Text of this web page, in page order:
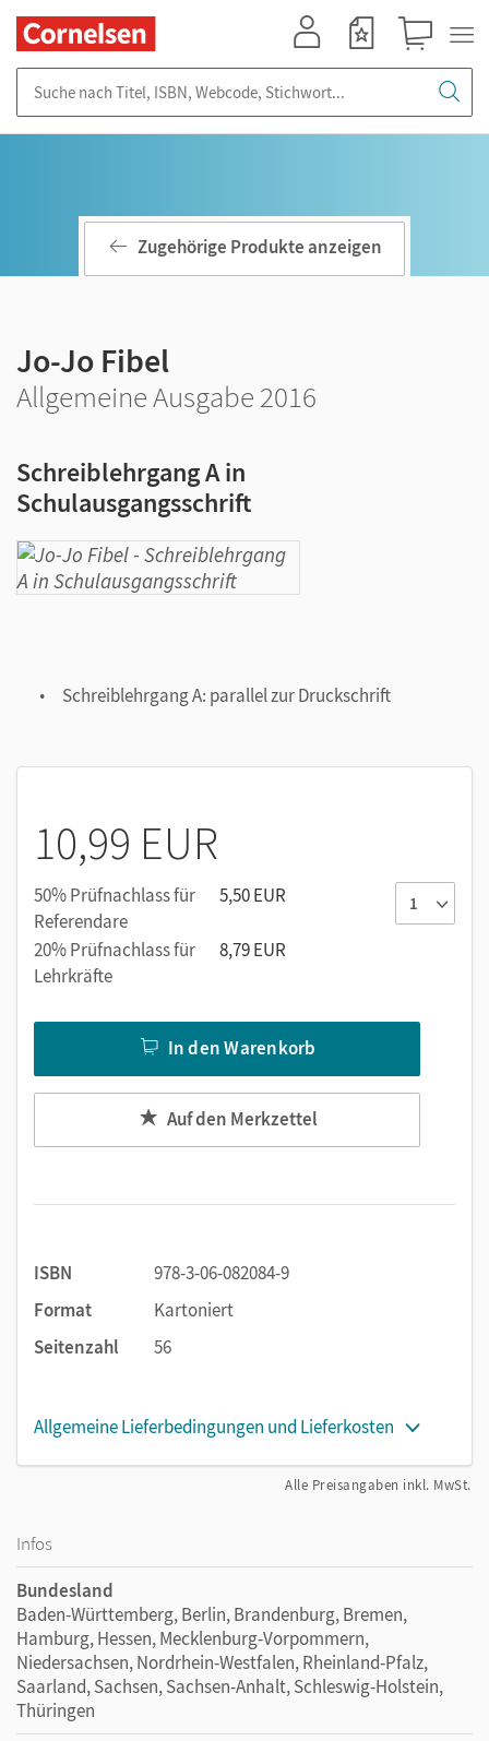
Zugehörige Produkte anzeigen
Jo-Jo Fibel
Allgemeine Ausgabe 2016
Schreiblehrgang A in
Schulausgangsschrift
Schreiblehrgang A: parallel zur Druckschrift
10,99 EUR
50% Prüfnachlass für
Referendare
5,50 EUR
20% Prüfnachlass für
Lehrkräfte
8,79 EUR
In den Warenkorb
Auf den Merkzettel
ISBN
978-3-06-082084-9
Format
Kartoniert
Seitenzahl
56
Allgemeine Lieferbedingungen und Lieferkosten
Alle Preisangaben inkl. MwSt.
Infos
Bundesland
Baden-Württemberg, Berlin, Brandenburg, Bremen,
Hamburg, Hessen, Mecklenburg-Vorpommern,
Niedersachsen, Nordrhein-Westfalen, Rheinland-Pfalz,
Saarland, Sachsen, Sachsen-Anhalt, Schleswig-Holstein,
Thüringen